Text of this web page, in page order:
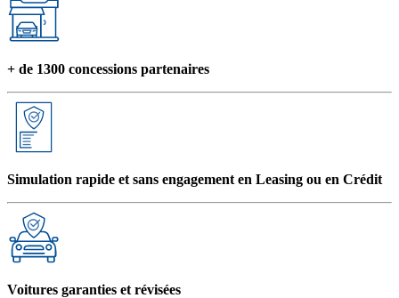
+ de 1300 concessions partenaires
Simulation rapide et sans engagement en Leasing ou en Crédit
Voitures garanties et révisées